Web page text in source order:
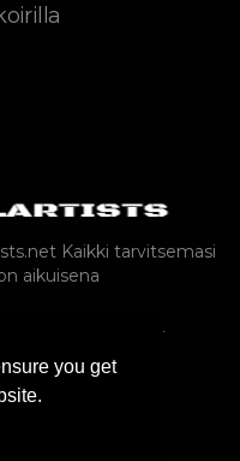
you get
Kaikki tarvitsemasi
aikuisena
VILLIELÄIMET
LEMPEÄT